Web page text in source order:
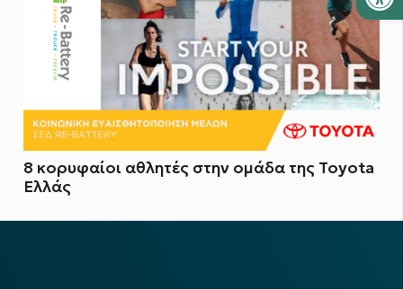
8 κορυφαίοι αθλητές στην ομάδα της Toyota
Ελλάς